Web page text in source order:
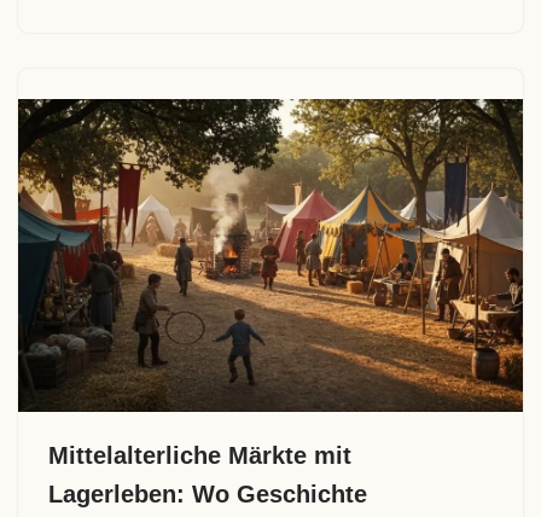
Mittelalterliche Märkte mit
Lagerleben: Wo Geschichte